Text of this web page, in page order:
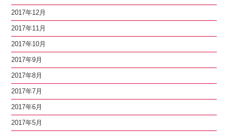
2017年12月
2017年11月
2017年10月
2017年9月
2017年8月
2017年7月
2017年6月
2017年5月